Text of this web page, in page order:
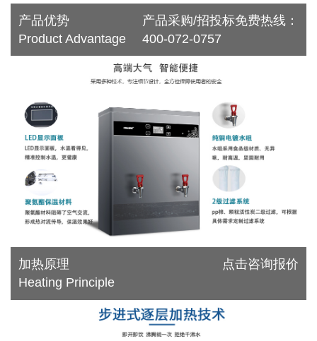
产品优势
Product Advantage
产品采购/招投标免费热线：
400-072-0757
加热原理
Heating Principle
点击咨询报价